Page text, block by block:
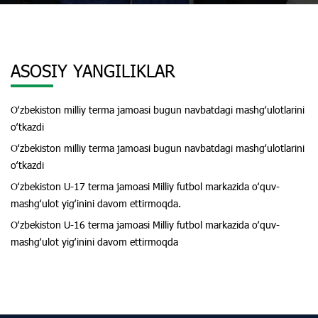
ASOSIY YANGILIKLAR
Oʻzbekiston milliy terma jamoasi bugun navbatdagi mashgʻulotlarini
oʻtkazdi
Oʻzbekiston milliy terma jamoasi bugun navbatdagi mashgʻulotlarini
oʻtkazdi
Oʻzbekiston U-17 terma jamoasi Milliy futbol markazida oʻquv-
mashgʻulot yigʻinini davom ettirmoqda.
Oʻzbekiston U-16 terma jamoasi Milliy futbol markazida oʻquv-
mashgʻulot yigʻinini davom ettirmoqda